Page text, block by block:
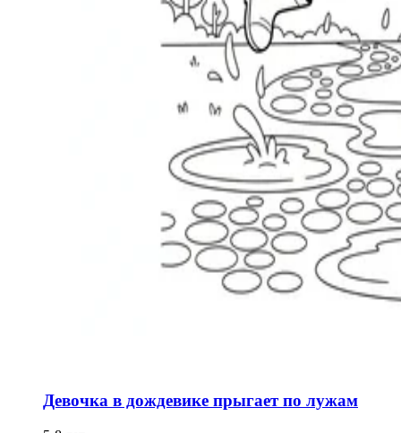
Девочка в дождевике прыгает по лужам